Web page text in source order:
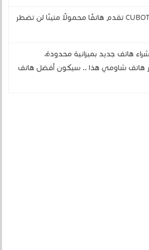
وداعاً للأسلاك! CUBOT تقدم هاتفًا محمولًا متينًا لن تضطر
هاتف جديد بميزانية محدودة،
هاتف شاومي هذا .. سيكون أفضل هاتف